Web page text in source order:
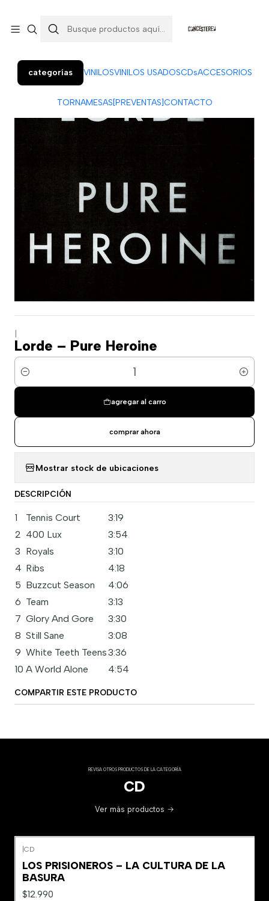
categorías VINILOSVINILOS USADOSCDsACCESORIOS
TORNAMESAS[PREVENTAS]CONTACTO
Lorde – Pure Heroine
Cantidad
agregar al carro
comprar ahora
Mostrar stock de ubicaciones
DESCRIPCIÓN
1 Tennis Court
3:19
2 400 Lux
3:54
3 Royals
3:10
4 Ribs
4:18
5 Buzzcut Season
4:06
6 Team
3:13
7 Glory And Gore
3:30
8 Still Sane
3:08
9 White Teeth Teens3:36
10 A World Alone 4:54
COMPARTIR ESTE PRODUCTO
REVISA OTROS PRODUCTOS DE LA CATEGORÍA
CD
Ver más productos
CD
LOS PRISIONEROS – LA CULTURA DE LA
BASURA
$12.990